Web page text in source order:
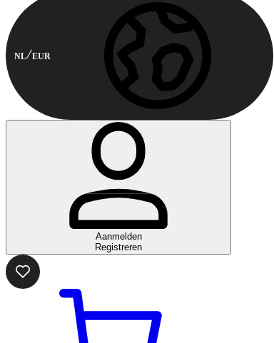
NL EUR
Aanmelden
Registreren